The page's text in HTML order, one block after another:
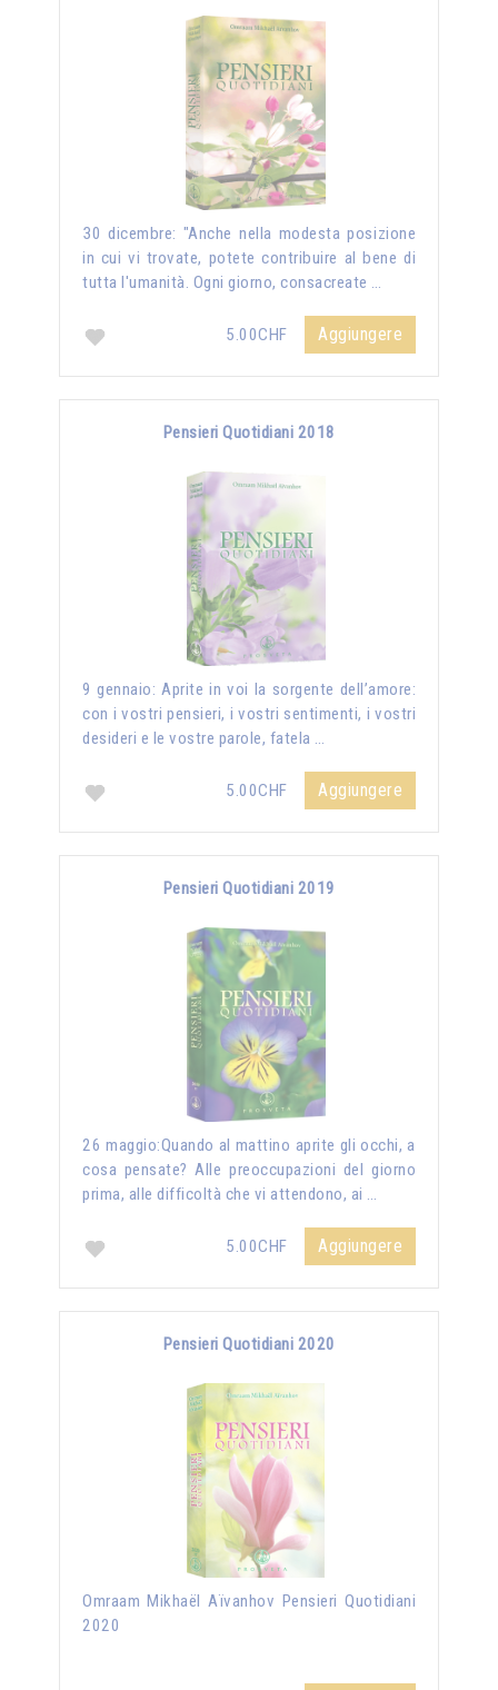
30 dicembre: "Anche nella modesta posizione
in cui vi trovate, potete contribuire al bene di
tutta l'umanità. Ogni giorno, consacreate …
5.00CHF Aggiungere
Pensieri Quotidiani 2018
9 gennaio: Aprite in voi la sorgente dell’amore:
con i vostri pensieri, i vostri sentimenti, i vostri
desideri e le vostre parole, fatela …
5.00CHF Aggiungere
Pensieri Quotidiani 2019
26 maggio:Quando al mattino aprite gli occhi, a
cosa pensate? Alle preoccupazioni del giorno
prima, alle difficoltà che vi attendono, ai …
5.00CHF Aggiungere
Pensieri Quotidiani 2020
Omraam Mikhaël Aïvanhov Pensieri Quotidiani
2020